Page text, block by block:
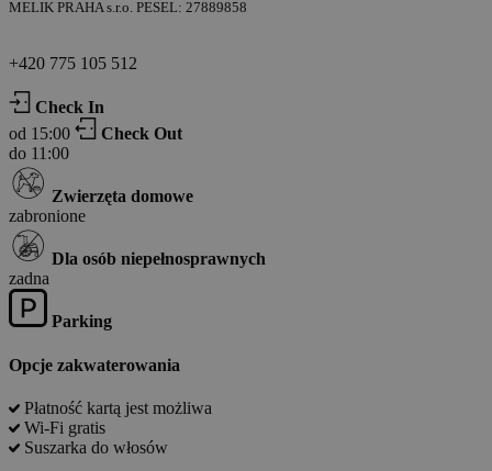
MELIK PRAHA s.r.o. PESEL: 27889858
+420 775 105 512
Check In
od 15:00
Check Out
do 11:00
Zwierzęta domowe
zabronione
Dla osób niepełnosprawnych
zadna
Parking
Opcje zakwaterowania
Płatność kartą jest możliwa
Wi-Fi gratis
Suszarka do włosów